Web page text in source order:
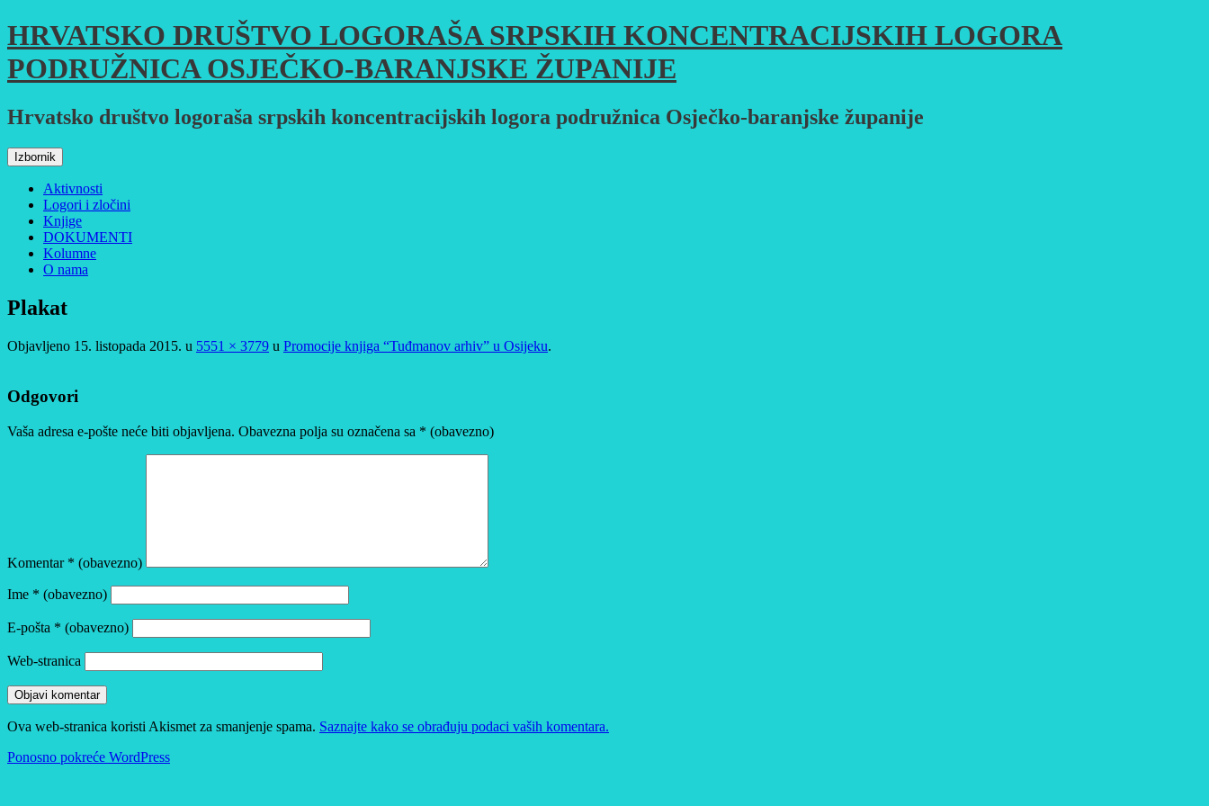
Skoči
do
sadržaja
HRVATSKO DRUŠTVO LOGORAŠA SRPSKIH KONCENTRACIJSKIH LOGORA
PODRUŽNICA OSJEČKO-BARANJSKE ŽUPANIJE
Hrvatsko društvo logoraša srpskih koncentracijskih logora podružnica Osječko-baranjske županije
Izbornik
Aktivnosti
Logori i zločini
Knjige
DOKUMENTI
Kolumne
O nama
Plakat
Objavljeno 15. listopada 2015. u 5551 × 3779 u Promocije knjiga “Tuđmanov arhiv” u Osijeku.
Odgovori
Vaša adresa e-pošte neće biti objavljena. Obavezna polja su označena sa * (obavezno)
Komentar * (obavezno)
Ime * (obavezno)
E-pošta * (obavezno)
Web-stranica
Ova web-stranica koristi Akismet za smanjenje spama. Saznajte kako se obrađuju podaci vaših komentara.
Ponosno pokreće WordPress